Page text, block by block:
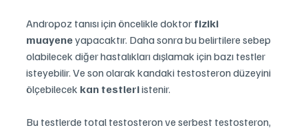
Andropoz tanısı için öncelikle doktor fiziki
muayene yapacaktır. Daha sonra bu belirtilere sebep
olabilecek diğer hastalıkları dışlamak için bazı testler
isteyebilir. Ve son olarak kandaki testosteron düzeyini
ölçebilecek kan testleri istenir.
Bu testlerde total testosteron ve serbest testosteron,